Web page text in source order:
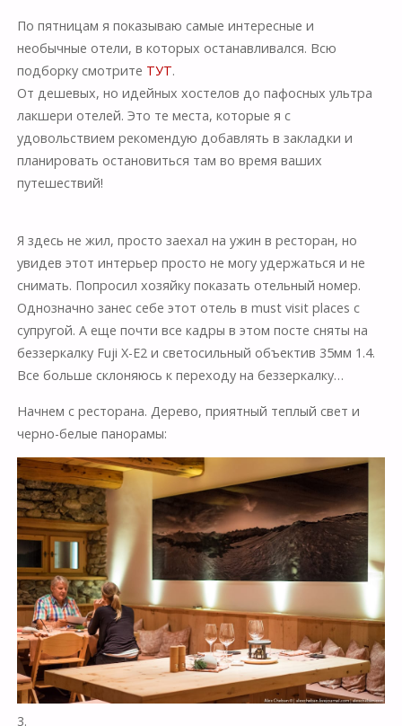
По пятницам я показываю самые интересные и
необычные отели, в которых останавливался. Всю
подборку смотрите ТУТ.
От дешевых, но идейных хостелов до пафосных ультра
лакшери отелей. Это те места, которые я с
удовольствием рекомендую добавлять в закладки и
планировать остановиться там во время ваших
путешествий!
Я здесь не жил, просто заехал на ужин в ресторан, но
увидев этот интерьер просто не могу удержаться и не
снимать. Попросил хозяйку показать отельный номер.
Однозначно занес себе этот отель в must visit places с
супругой. А еще почти все кадры в этом посте сняты на
беззеркалку Fuji X-E2 и светосильный объектив 35мм 1.4.
Все больше склоняюсь к переходу на беззеркалку…
Начнем с ресторана. Дерево, приятный теплый свет и
черно-белые панорамы:
3.